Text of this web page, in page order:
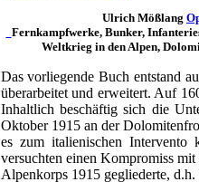
Ulrich Mößlang
Fernkampfwerke, Bunker,
Weltkrieg in den Alpen,
Das vorliegende Buch entstand
überarbeitet und erweitert. Auf
Inhaltlich beschäftig sich die
Oktober 1915 an der
es zum italienischen Intervento
versuchten einen Kompromiss
Alpenkorps 1915 gegliederte,